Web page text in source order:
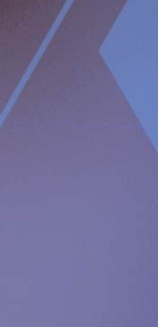
och är ofta
smärta
eller kräkas.
utan att
och bibehåller den
naturliga
är inriktad på att
antirefluxbarriären,
återflöden. Den gör
naturliga
kroppen själv löser